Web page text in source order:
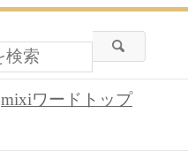
mixiワードトップ